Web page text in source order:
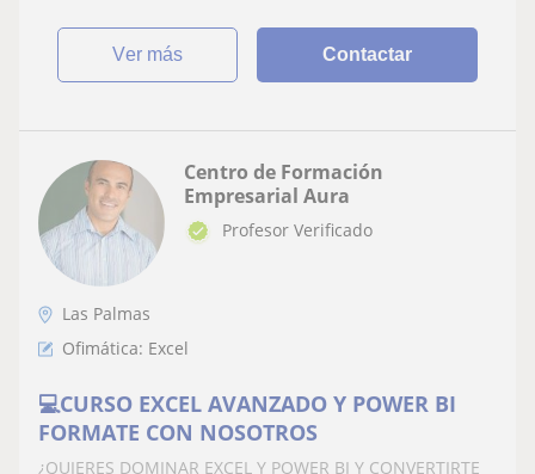
ver más Contactar
Centro de Formación
Empresarial Aura
Profesor Verificado
Las Palmas
Ofimática: Excel
💻CURSO EXCEL AVANZADO Y POWER BI
FORMATE CON NOSOTROS
¿QUIERES DOMINAR EXCEL Y POWER BI Y CONVERTIRTE